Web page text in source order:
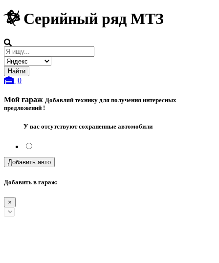
Серийный ряд МТЗ
0
Мой гараж Добавляй технику для получения интересных
предложений !
У вас отсутствуют сохраненные автомобили
Добавить авто
Добавить в гараж:
×